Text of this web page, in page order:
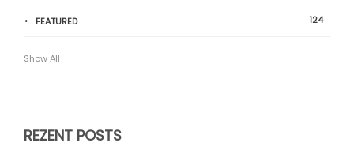
FEATURED 124
Show All
REZENT POSTS